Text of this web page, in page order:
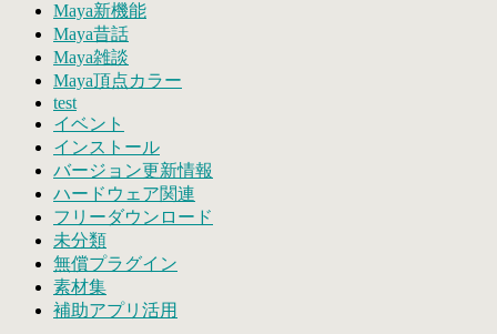
Maya新機能
Maya昔話
Maya雑談
Maya頂点カラー
test
イベント
インストール
バージョン更新情報
ハードウェア関連
フリーダウンロード
未分類
無償プラグイン
素材集
補助アプリ活用